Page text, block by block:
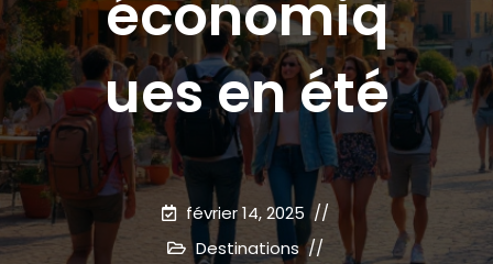
économiq
ues en été
février 14, 2025
Destinations